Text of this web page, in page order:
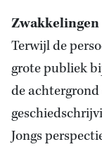
Zwakkelingen
Terwijl de
grote publiek
de
Jongs